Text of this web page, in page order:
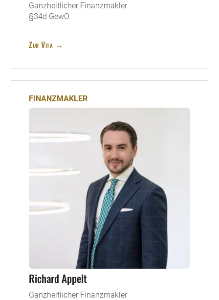
Ganzheitlicher Finanzmakler
§34d GewO
Zur Vita →
FINANZMAKLER
Richard Appelt
Ganzheitlicher Finanzmakler